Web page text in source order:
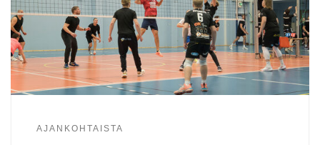
AJANKOHTAISTA